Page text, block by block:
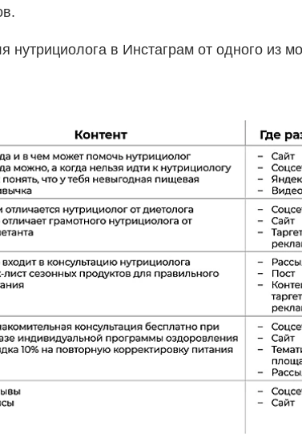
в Инстаграм от одного из